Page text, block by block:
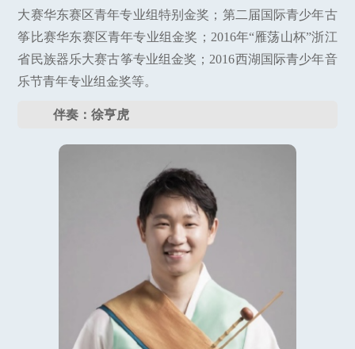
大赛华东赛区青年专业组特别金奖；第二届国际青少年古
筝比赛华东赛区青年专业组金奖；2016年“雁荡山杯”浙江
省民族器乐大赛古筝专业组金奖；2016西湖国际青少年音
乐节青年专业组金奖等。
伴奏：徐亨虎